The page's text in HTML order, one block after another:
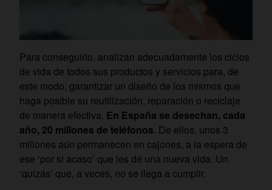
Para conseguirlo, analizan adecuadamente los ciclos
de vida de todos sus productos y servicios para, de
este modo, garantizar un diseño de los mismos que
haga posible su reutilización, reparación o reciclaje
de manera efectiva. En España se desechan, cada
año, 20 millones de teléfonos. De ellos, unos 3
millones aún permanecen en cajones, a la espera de
ese ‘por si acaso’ que les dé una nueva vida. Un
‘quizás’ que, a veces, no se llega a cumplir.